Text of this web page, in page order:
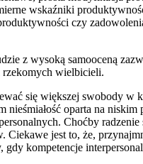
wskaźniki
czy
z wysoką samooceną
rzekomych wielbicieli.
się większej swobody
oparta na
Choćby
jest to, że,
kompetencje